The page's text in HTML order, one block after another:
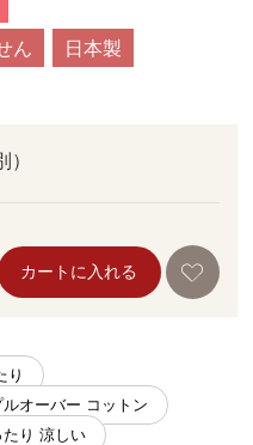
ん 日本製
カートに入れる
り
ルオーバー コットン
たり 涼しい